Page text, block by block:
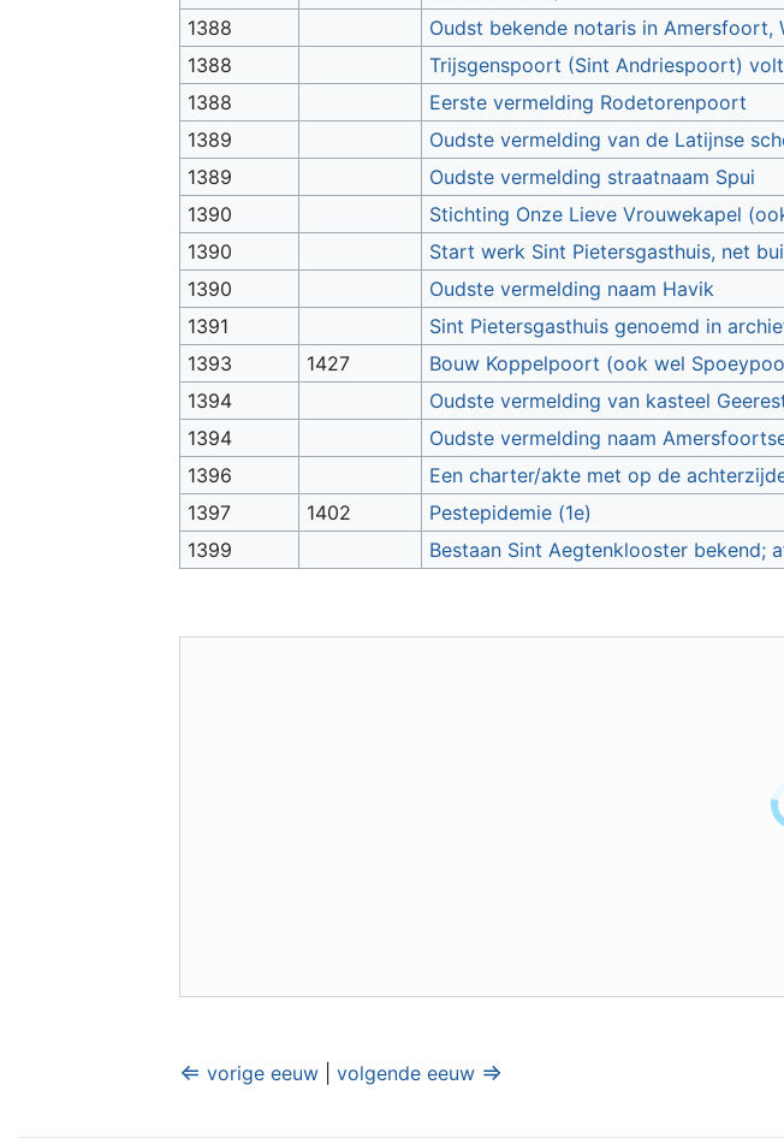
1388
Oudst bekende notaris in Amersfoort,
1388
Trijsgenspoort (Sint Andriespoort)
1388
Eerste vermelding Rodetorenpoort
1389
Oudste vermelding van de Latijnse
1389
Oudste vermelding straatnaam Spui
1390
Stichting Onze Lieve Vrouwekapel
1390
Start werk Sint Pietersgasthuis, net
1390
Oudste vermelding naam Havik
1391
Sint Pietersgasthuis genoemd in
1393
1427
Bouw Koppelpoort (ook wel
1394
Oudste vermelding van kasteel
1394
Oudste vermelding naam
1396
Een charter/akte met op de
1397
1402
Pestepidemie (1e)
1399
Bestaan Sint Aegtenklooster bekend;
⇐ vorige eeuw volgende eeuw ⇒